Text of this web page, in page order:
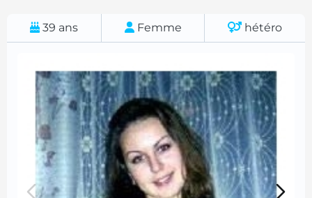
39 ans Femme hétéro